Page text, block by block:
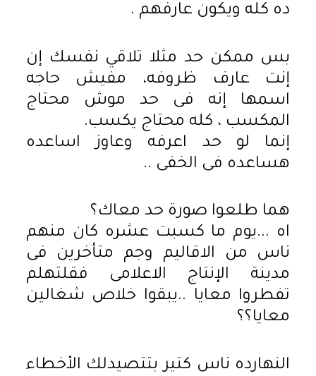
ده كله ويكون عارفهم .
بس ممكن حد مثلا تلاقي نفسك إن
إنت عارف ظروفه، مفيش حاجه
اسمها إنه فى حد موش محتاج
المكسب ، كله محتاج يكسب.
إنما لو حد اعرفه وعاوز اساعده
هساعده فى الخفى ..
هما طلعوا صورة حد معاك؟
اه ...يوم ما كسبت عشره كان منهم
ناس من الاقاليم وجم متأخرين فى
مدينة الإنتاج الاعلامى فقلتهلم
تفطروا معايا ..يبقوا خلاص شغالين
معايا؟؟
النهارده ناس كتير بتتصيدلك الأخطاء